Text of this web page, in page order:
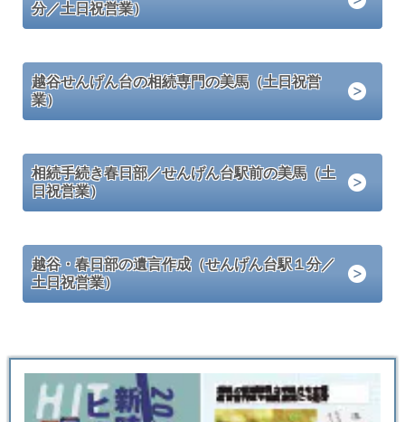
分／土日祝営業）
越谷せんげん台の相続専門の美馬（土日祝営
業）
相続手続き春日部／せんげん台駅前の美馬（土
日祝営業）
越谷・春日部の遺言作成（せんげん台駅１分／
土日祝営業）